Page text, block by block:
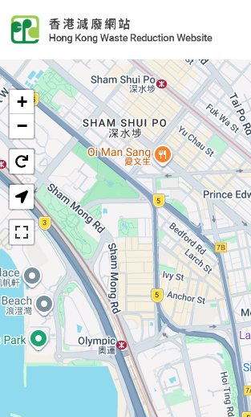
首頁
+
−